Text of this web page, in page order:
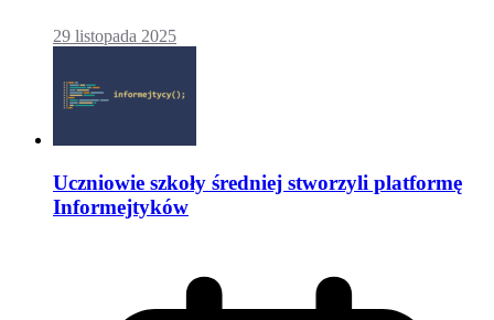
29 listopada 2025
Uczniowie szkoły średniej stworzyli platformę
Informejtyków